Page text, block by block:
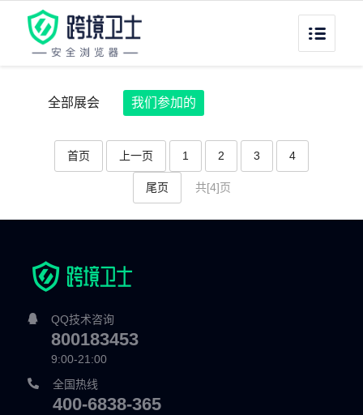
全部展会 我们参加的
首页 上一页 1 2 3 4
尾页 共[4]页
QQ技术咨询
800183453
9:00-21:00
全国热线
400-6838-365